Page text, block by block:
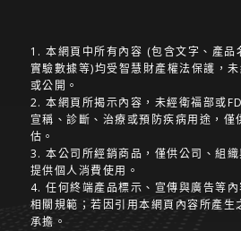
1. 本網頁中所有內容 (包含文字、產品
實驗數據等)均受智慧財產權法保護，
或公開。
2. 本網頁所揭示內容，未經衛福部或
宣稱、診斷、治療或預防疾病用途，僅
估。
3. 本公司所經銷商品，僅供公司、組
提供個人消費使用。
4. 任何終端產品標示、宣傳與廣告等
相關規範；若因引用本網頁內容所產生
承擔。